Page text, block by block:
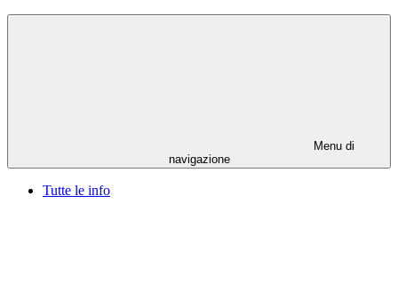
Menu di
navigazione
Tutte le info